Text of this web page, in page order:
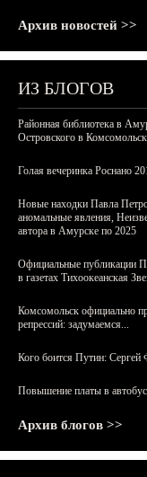
Архив новостей >>
ИЗ БЛОГОВ
Районная библиотека в
Островского в
Голая вечеринка Роснано
Новые находки Павла
аномальные явления,
автора в Амурске по 2025
Официальные публикации
в газетах Тихоокеанская
Комсомольск официально
репрессий: задумаемся...
Кого боится Путин: Сергей
Повышение платы в
Архив блогов >>